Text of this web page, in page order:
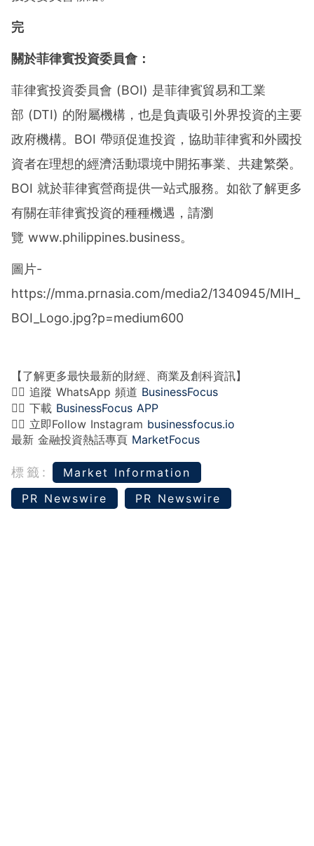
完
關於菲律賓投資委員會：
菲律賓投資委員會 (BOI) 是菲律賓貿易和工業
部 (DTI) 的附屬機構，也是負責吸引外界投資的主要
政府機構。BOI 帶頭促進投資，協助菲律賓和外國投
資者在理想的經濟活動環境中開拓事業、共建繁榮。
BOI 就於菲律賓營商提供一站式服務。如欲了解更多
有關在菲律賓投資的種種機遇，請瀏
覽 www.philippines.business。
圖片-
https://mma.prnasia.com/media2/1340945/MIH_
BOI_Logo.jpg?p=medium600
【了解更多最快最新的財經、商業及創科資訊】
👉🏻 追蹤 WhatsApp 頻道 BusinessFocus
👉🏻 下載 BusinessFocus APP
👉🏻 立即Follow Instagram businessfocus.io
最新 金融投資熱話專頁 MarketFocus
標籤:
Market Information
PR Newswire
PR Newswire